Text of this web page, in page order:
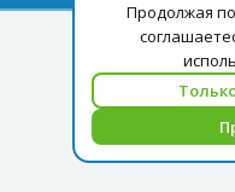
Продолжая